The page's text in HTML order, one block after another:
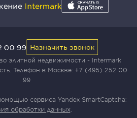
Intermark
элитной недвижимости - Intermark
Телефон в Москве: +7 (495) 252 00
99
сервиса Yandex SmartCaptcha:
обработки данных.
00 99 Назначить звонок